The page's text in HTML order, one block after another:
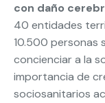
con daño
40 entidades
10.500 personas
concienciar a la
importancia de
sociosanitarios